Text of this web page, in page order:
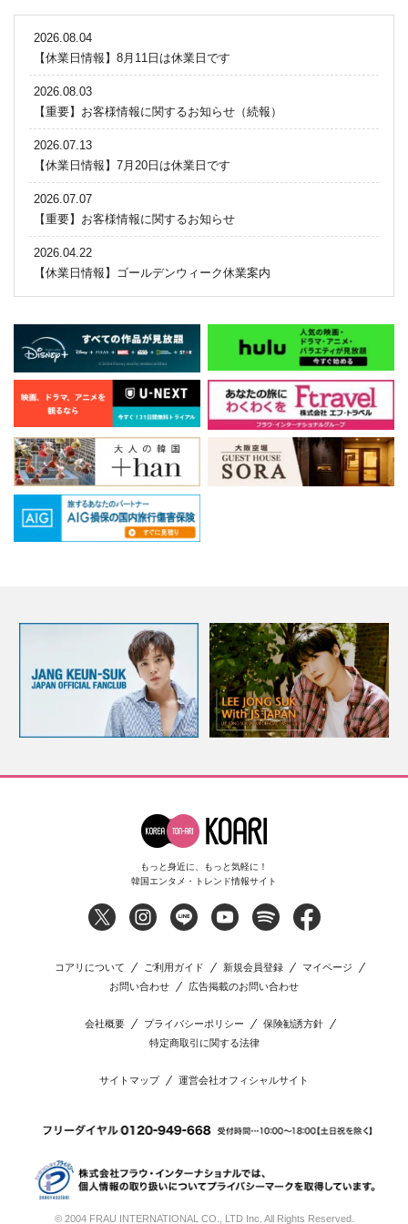
2026.08.04
【休業日情報】8月11日は休業日です
2026.08.03
【重要】お客様情報に関するお知らせ（続報）
2026.07.13
【休業日情報】7月20日は休業日です
2026.07.07
【重要】お客様情報に関するお知らせ
2026.04.22
【休業日情報】ゴールデンウィーク休業案内
もっと身近に、もっと気軽に！
韓国エンタメ・トレンド情報サイト
コアリについて ご利用ガイド 新規会員登録
マイページ
お問い合わせ
広告掲載のお問い合わせ
会社概要 プライバシーポリシー
保険勧誘方針
特定商取引に関する法律
サイトマップ 運営会社オフィシャルサイト
© 2004 FRAU INTERNATIONAL CO., LTD Inc. All Rights Reserved.